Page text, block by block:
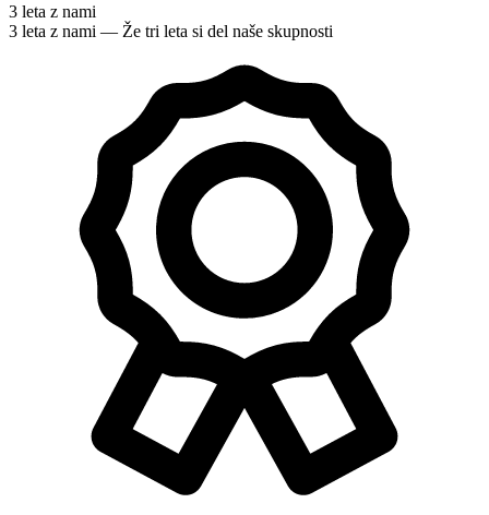
3 leta z nami
3 leta z nami — Že tri leta si del naše skupnosti